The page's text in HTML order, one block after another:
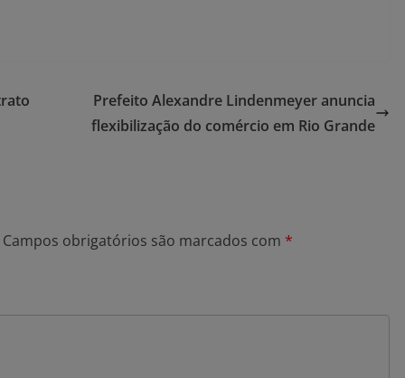
Prefeito Alexandre Lindenmeyer anuncia
flexibilização do comércio em Rio Grande
Campos obrigatórios são marcados com *